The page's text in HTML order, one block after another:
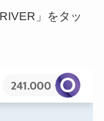
」をタッ